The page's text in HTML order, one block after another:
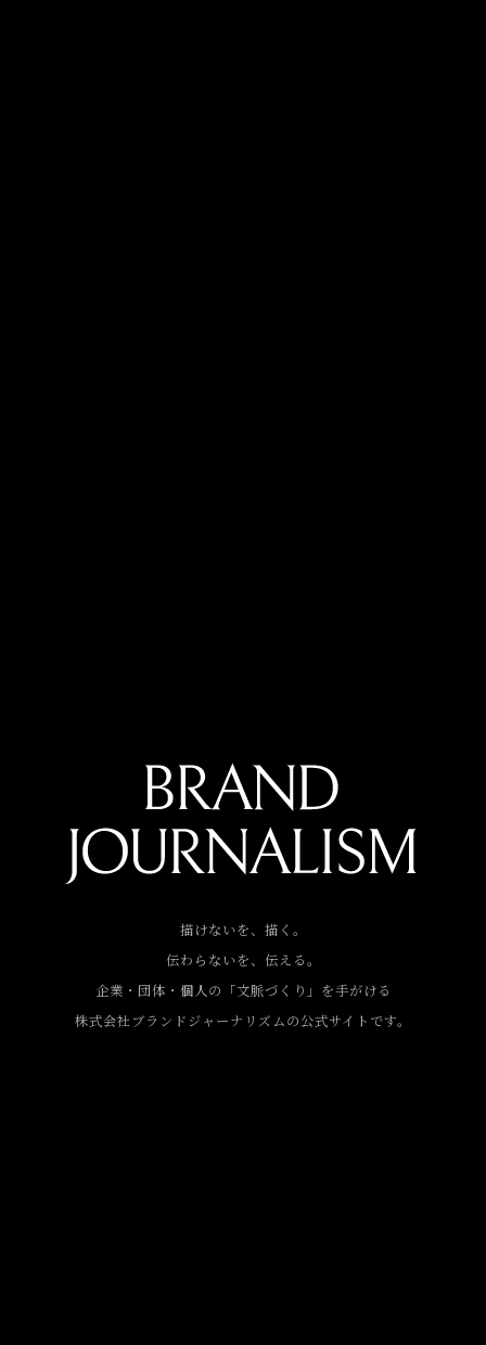
描けないを、描く。
伝わらないを、伝える。
企業・団体・個人の「文脈づくり」を手がける
株式会社ブランドジャーナリズムの公式サイトです。